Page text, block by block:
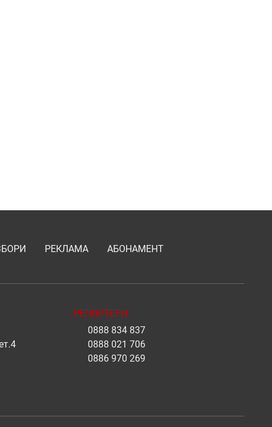
РЕКЛАМА АБОНАМЕНТ
РЕПОРТЕРИ
0888 834 837
0888 021 706
0886 970 269